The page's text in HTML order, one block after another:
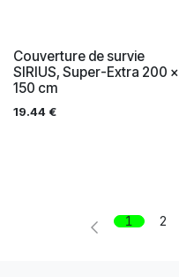
Couverture de survie
SIRIUS, Super-Extra 200 x
150 cm
19.44 €
1 2